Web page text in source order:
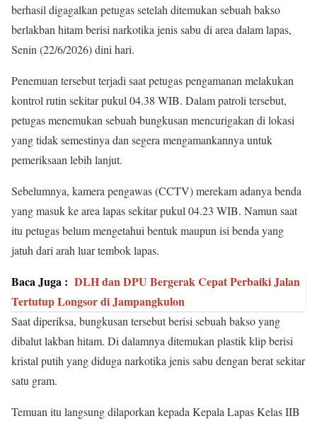
berhasil digagalkan petugas setelah ditemukan sebuah bakso
berlakban hitam berisi narkotika jenis sabu di area dalam lapas,
Senin (22/6/2026) dini hari.
Penemuan tersebut terjadi saat petugas pengamanan melakukan
kontrol rutin sekitar pukul 04.38 WIB. Dalam patroli tersebut,
petugas menemukan sebuah bungkusan mencurigakan di lokasi
yang tidak semestinya dan segera mengamankannya untuk
pemeriksaan lebih lanjut.
Sebelumnya, kamera pengawas (CCTV) merekam adanya benda
yang masuk ke area lapas sekitar pukul 04.23 WIB. Namun saat
itu petugas belum mengetahui bentuk maupun isi benda yang
jatuh dari arah luar tembok lapas.
Baca Juga : DLH dan DPU Bergerak Cepat Perbaiki Jalan
Tertutup Longsor di Jampangkulon
Saat diperiksa, bungkusan tersebut berisi sebuah bakso yang
dibalut lakban hitam. Di dalamnya ditemukan plastik klip berisi
kristal putih yang diduga narkotika jenis sabu dengan berat sekitar
satu gram.
Temuan itu langsung dilaporkan kepada Kepala Lapas Kelas IIB